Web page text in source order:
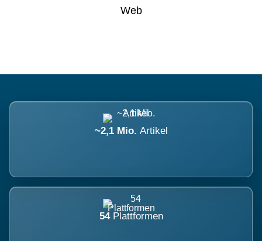
Web
~2,1 Mio. Artikel
54 Plattformen